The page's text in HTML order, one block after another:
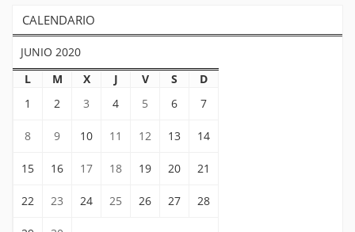
CALENDARIO
JUNIO 2020
L
M X J V S
D
1
2 3 4 5 6 7
8 9 10 11 12 13 14
15 16 17 18 19 20 21
22 23 24 25 26 27 28